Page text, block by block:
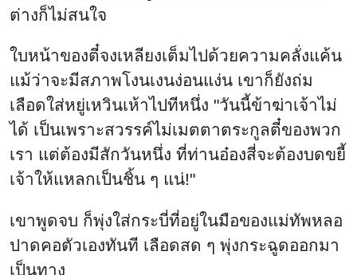
ต่างก็ไม่สนใจ
ใบหน้าของตี๋จงเหลียงเต็มไปด้วยความคลั่งแค้น
แม้ว่าจะมีสภาพโงนเงนง่อนแง่น เขาก็ยังถ่ม
เลือดใส่หยู่เหวินเห้าไปทีหนึ่ง "วันนี้ข้าฆ่าเจ้าไม่
ได้ เป็นเพราะสวรรค์ไม่เมตตาตระกูลตี๋ของพวก
เรา แต่ต้องมีสักวันหนึ่ง ที่ท่านอ๋องสี่จะต้องบดขยี้
เจ้าให้แหลกเป็นชิ้น ๆ แน่!"
เขาพูดจบ ก็พุ่งใส่กระบี่ที่อยู่ในมือของแม่ทัพหลอ
ปาดคอตัวเองทันที เลือดสด ๆ พุ่งกระฉูดออกมา
เป็นทาง